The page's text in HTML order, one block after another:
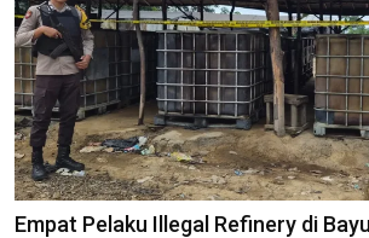
Empat Pelaku Illegal Refinery di